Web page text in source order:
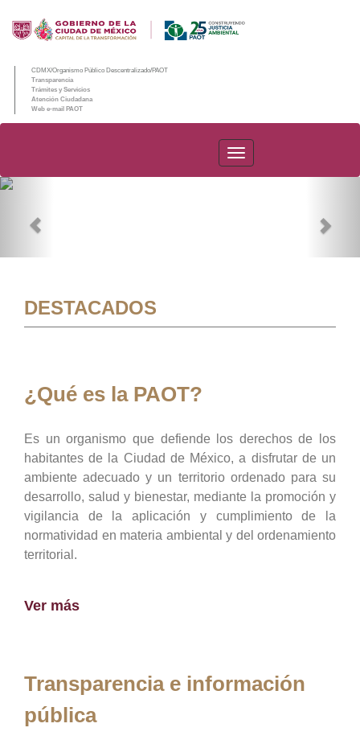
CDMX/Organismo Público Descentralizado/PAOT
Transparencia
Trámites y Servicios
Atención Ciudadana
Web e-mail PAOT
PAOT
DESTACADOS
¿Qué es la PAOT?
Es un organismo que defiende los derechos de los
habitantes de la Ciudad de México, a disfrutar de un
ambiente adecuado y un territorio ordenado para su
desarrollo, salud y bienestar, mediante la promoción y
vigilancia de la aplicación y cumplimiento de la
normatividad en materia ambiental y del ordenamiento
territorial.
Ver más
Transparencia e información
pública